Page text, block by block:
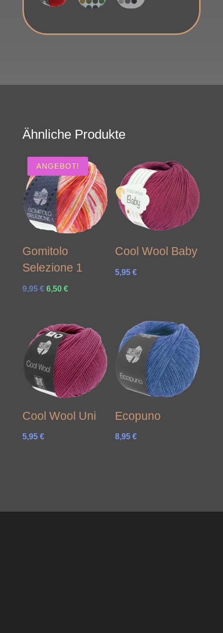
Ähnliche Produkte
ANGEBOT!
Gomitolo
Selezione 1
9,95 € Ursprünglicher
9,95 €
6,50 €Aktueller
6,50 €.
Cool Wool Baby
5,95€
Cool Wool Uni
5,95 €
Ecopuno
8,95€